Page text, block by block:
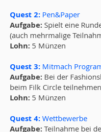
Quest 2: Pen&Paper
Aufgabe: Spielt eine
(auch mehrmalige
Lohn: 5 Münzen
Quest 3: Mitmach
Aufgabe: Bei der
beim Filk Circle teilnehmen
Lohn: 5 Münzen
Quest 4: Wettbewerbe
Aufgabe: Teilnahme bei